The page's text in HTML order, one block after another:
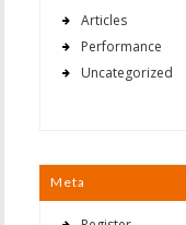
Articles
Performance
Uncategorized
Meta